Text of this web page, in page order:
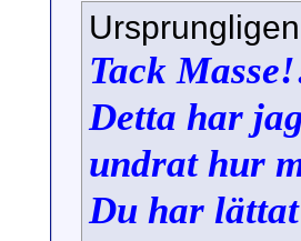
Tack
Detta har
undrat hur
Du har